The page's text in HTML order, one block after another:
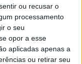
ou recusar o
processamento
o seu
opor a esse
aplicadas apenas a
ou retirar seu
Gulbenkian
modo de vida